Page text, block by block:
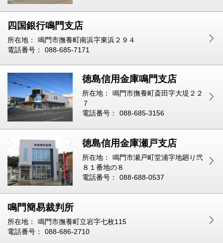
四国銀行鳴門支店
所在地：
鳴門市撫養町南浜字東浜２９４
電話番号：
088-685-7171
徳島信用金庫鳴門支店
所在地：
鳴門市撫養町斎田字大堤２２
７
電話番号：
088-685-3156
徳島信用金庫瀬戸支店
所在地：
鳴門市瀬戸町堂浦字地廻り弐
８１番地の８
電話番号：
088-688-0537
鳴門簡易裁判所
所在地：
鳴門市撫養町立岩字七枚115
電話番号：
088-686-2710